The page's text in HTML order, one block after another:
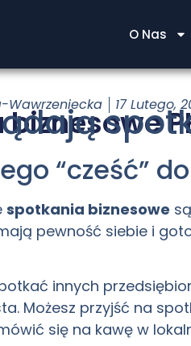
O Nas
Wawrzeniecka 17 Lutego,
“cześć”
spotkania biznesowe
pewność siebie i
innych
Możesz przyjść na
się na kawę w